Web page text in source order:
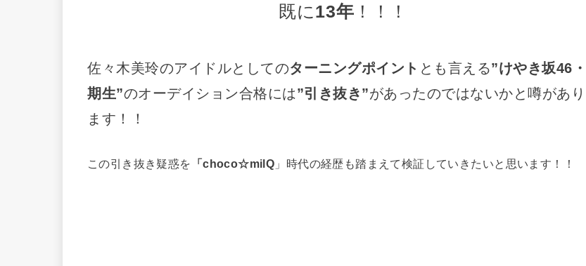
既に13年 ！！！
佐々木美玲のアイドルとしてのターニングポイント とも言える”けやき坂46
期生”のオーデイション合格には”引き抜き”があったのではないかと噂があり
ます！！
この引き抜き疑惑を 「choco☆milQ 」時代の経歴も踏まえて検証していきたいと思います！！